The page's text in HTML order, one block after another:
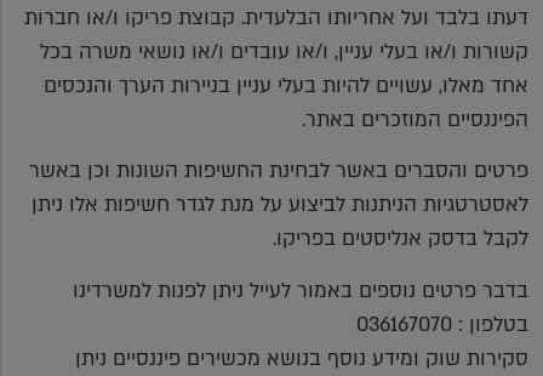
דעתו בלבד ועל אחריותו הבלעדית. קבוצת פריקו ו/או חברות
קשורות ו/או בעלי עניין, ו/או עובדים ו/או נושאי משרה בכל
אחד מאלו, עשויים להיות בעלי עניין בניירות הערך והנכסים
הפיננסיים המוזכרים באתר.
פרטים והסברים באשר לבחינת החשיפות השונות וכן באשר
לאסטרטגיות הניתנות לביצוע על מנת לגדר חשיפות אלו ניתן
לקבל בדסק אנליסטים בפריקו.
בדבר פרטים נוספים באמור לעייל ניתן לפנות למשרדינו
בטלפון : 036167070
סקירות שוק ומידע נוסף בנושא מכשירים פיננסיים ניתן